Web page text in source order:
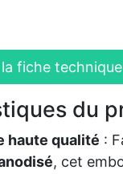
fiche
du
haute qualité :
, cet